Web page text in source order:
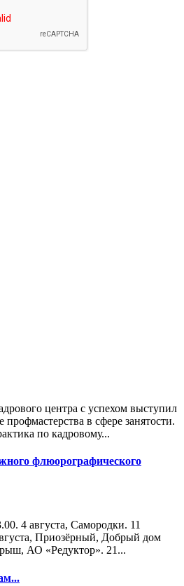
центра с успехом выступил
в сфере занятости.
по кадровому...
флюорографического
4 августа, Самородки. 11
Приозёрный, Добрый дом
АО «Редуктор». 21...